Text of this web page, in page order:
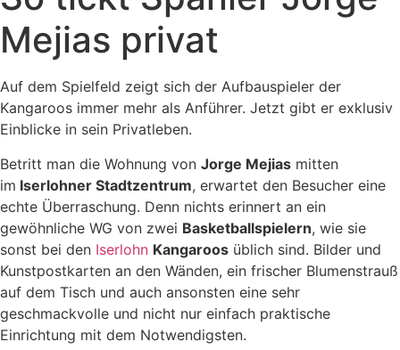
Mejias privat
Auf dem Spielfeld zeigt sich der Aufbauspieler der
Kangaroos immer mehr als Anführer. Jetzt gibt er exklusiv
Einblicke in sein Privatleben.
Betritt man die Wohnung von Jorge Mejias mitten
im Iserlohner Stadtzentrum, erwartet den Besucher eine
echte Überraschung. Denn nichts erinnert an ein
gewöhnliche WG von zwei Basketballspielern, wie sie
sonst bei den Iserlohn Kangaroos üblich sind. Bilder und
Kunstpostkarten an den Wänden, ein frischer Blumenstrauß
auf dem Tisch und auch ansonsten eine sehr
geschmackvolle und nicht nur einfach praktische
Einrichtung mit dem Notwendigsten.